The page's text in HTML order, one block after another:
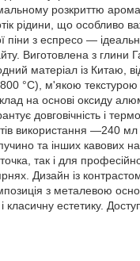
розкриттю
рідини, що особливо
піни з еспресо —
Виготовлена з глини
матеріал із Китаю,
°C), м'якою текстурою
на основі оксиду
довговічність і
використання —240
та інших кавових
так і для
Дизайн із
з металевою
класичну естетику.